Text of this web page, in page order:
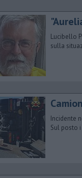
Lucibello
sulla
Incidente
Sul posto